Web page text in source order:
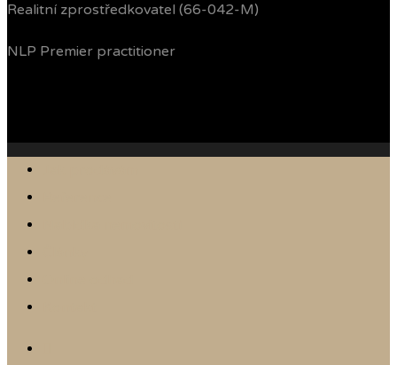
Realitní zprostředkovatel (66-042-M)
NLP Premier practitioner